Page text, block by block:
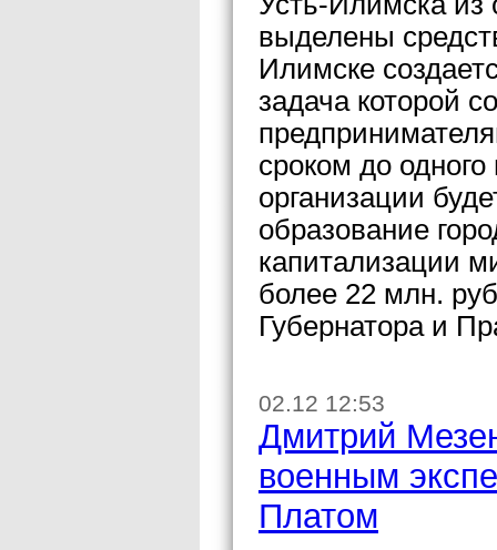
выделены
Илимске
задача которой
сроком до
организации
образование
капитализации
более 22 млн.
Губернатора и
02.12 12:53
Дмитрий
военным
Платом